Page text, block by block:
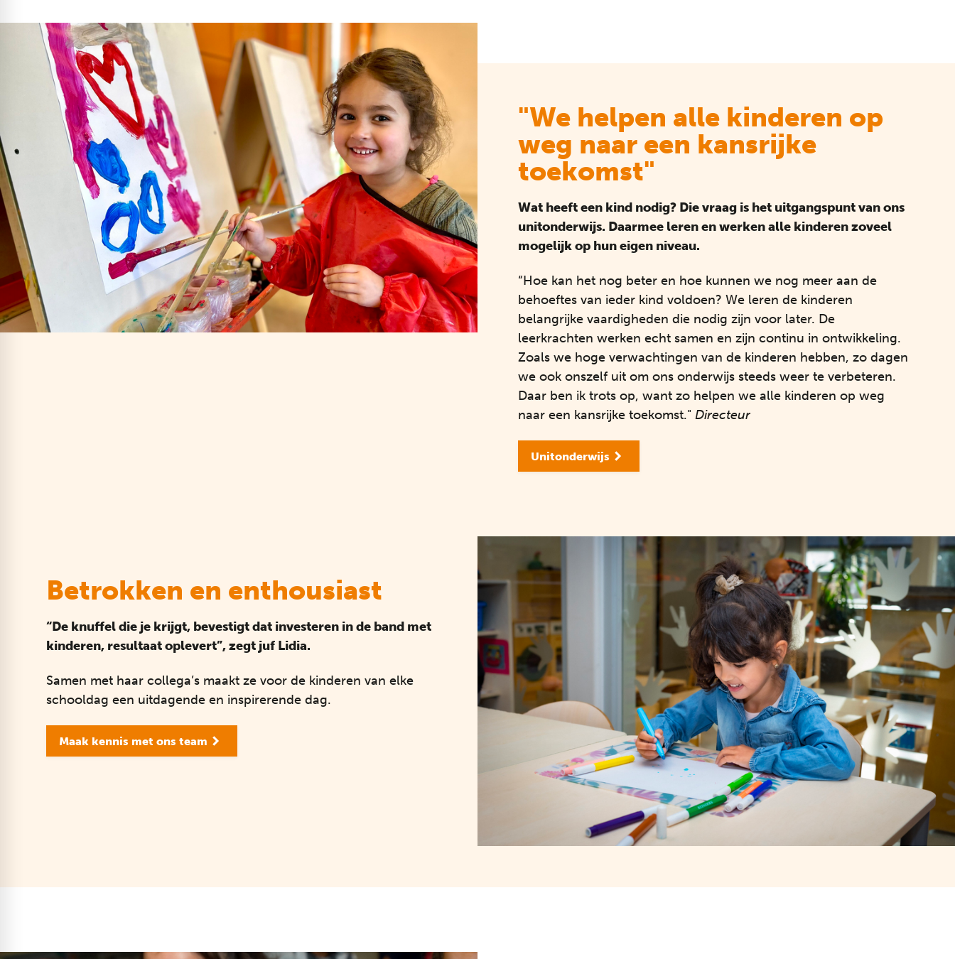
"We helpen alle kinderen op
weg naar een kansrijke
toekomst"
Wat heeft een kind nodig? Die vraag is het uitgangspunt van ons
unitonderwijs. Daarmee leren en werken alle kinderen zoveel
mogelijk op hun eigen niveau.
“Hoe kan het nog beter en hoe kunnen we nog meer aan de
behoeftes van ieder kind voldoen? We leren de kinderen
belangrijke vaardigheden die nodig zijn voor later. De
leerkrachten werken echt samen en zijn continu in ontwikkeling.
Zoals we hoge verwachtingen van de kinderen hebben, zo dagen
we ook onszelf uit om ons onderwijs steeds weer te verbeteren.
Daar ben ik trots op, want zo helpen we alle kinderen op weg
naar een kansrijke toekomst."Directeur
Unitonderwijs
Betrokken en enthousiast
“De knuffel die je krijgt, bevestigt dat investeren in de band met
kinderen, resultaat oplevert”, zegt juf Lidia.
Samen met haar collega’s maakt ze voor de kinderen van elke
schooldag een uitdagende en inspirerende dag.
Maak kennis met ons team